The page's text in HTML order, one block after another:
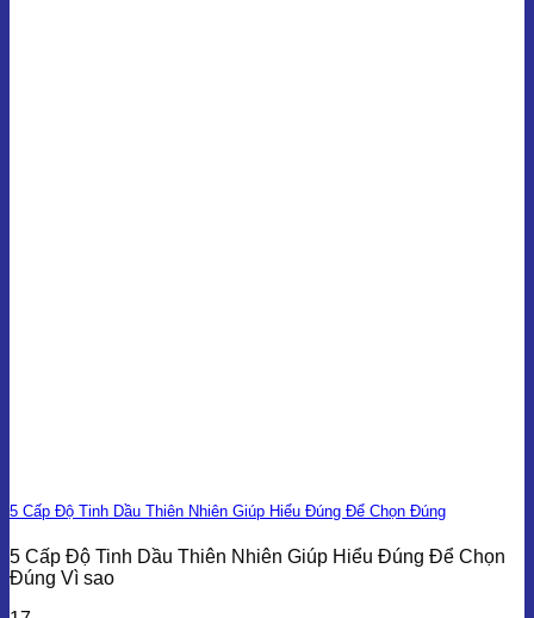
5 Cấp Độ Tinh Dầu Thiên Nhiên Giúp Hiểu Đúng Để Chọn Đúng
5 Cấp Độ Tinh Dầu Thiên Nhiên Giúp Hiểu Đúng Để Chọn
Đúng Vì sao